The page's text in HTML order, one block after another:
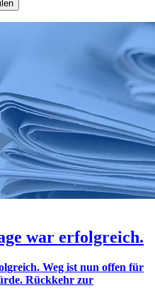
war erfolgreich.
Weg ist nun offen für
Rückkehr zur